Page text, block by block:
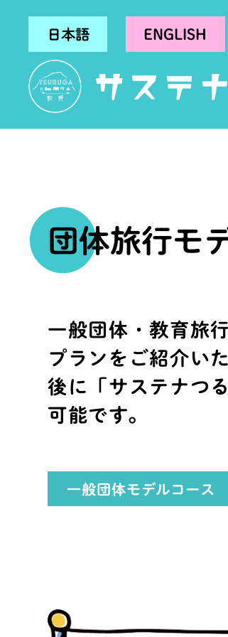
日本語 ENGLISH
団体旅行モ
一般団体・教育旅
プランをご紹介い
後に「サステナつ
可能です。
一般団体モデルコース